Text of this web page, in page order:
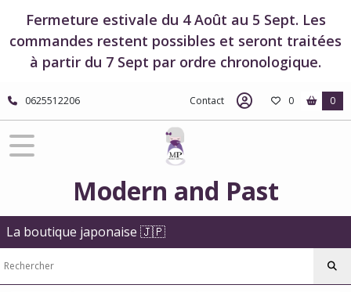
Fermeture estivale du 4 Août au 5 Sept. Les
commandes restent possibles et seront traitées
à partir du 7 Sept par ordre chronologique.
0625512206 Contact 0 0
Modern and Past
La boutique japonaise 🇯🇵